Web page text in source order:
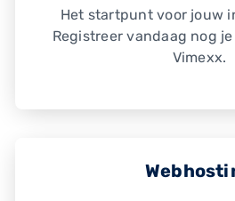
Het startpunt voor jouw
Registreer vandaag nog
Vimexx.